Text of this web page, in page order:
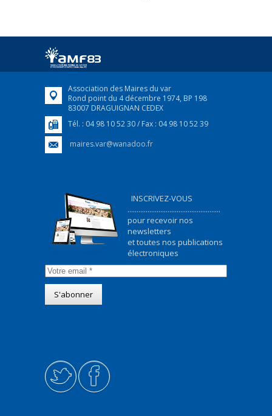
Association des Maires du var
Rond point du 4 décembre 1974, BP 198
83007 DRAGUIGNAN CEDEX
Tél. : 04 98 10 52 30 / Fax : 04 98 10 52 39
maires.var@wanadoo.fr
INSCRIVEZ-VOUS
...................................................
pour recevoir nos
newsletters
et toutes nos publications
électroniques